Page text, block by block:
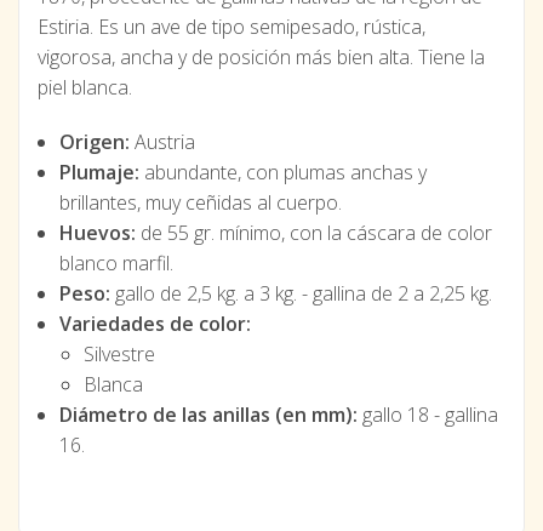
Estiria. Es un ave de tipo semipesado, rústica,
vigorosa, ancha y de posición más bien alta. Tiene la
piel blanca.
Origen: Austria
Plumaje: abundante, con plumas anchas y
brillantes, muy ceñidas al cuerpo.
Huevos: de 55 gr. mínimo, con la cáscara de color
blanco marfil.
Peso: gallo de 2,5 kg. a 3 kg. - gallina de 2 a 2,25 kg.
Variedades de color:
Silvestre
Blanca
Diámetro de las anillas (en mm): gallo 18 - gallina
16.